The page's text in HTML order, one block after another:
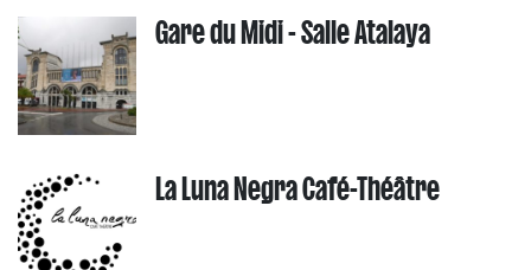
Gare du Midi - Salle Atalaya
La Luna Negra Café-Théâtre